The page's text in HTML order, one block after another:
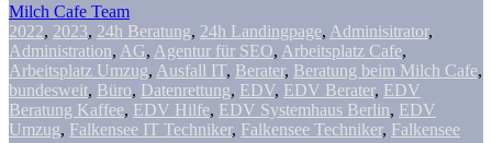
Milch Cafe Team
2022, 2023, 24h Beratung, 24h Landingpage, Adminisitrator,
Administration, AG, Agentur für SEO, Arbeitsplatz Cafe,
Arbeitsplatz Umzug, Ausfall IT, Berater, Beratung beim Milch Cafe,
bundesweit, Büro, Datenrettung, EDV, EDV Berater, EDV
Beratung Kaffee, EDV Hilfe, EDV Systemhaus Berlin, EDV
Umzug, Falkensee IT Techniker, Falkensee Techniker, Falkensee